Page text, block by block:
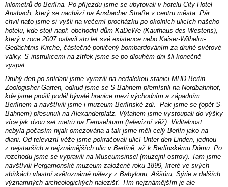
kilometrů do Berlína. Po příjezdu jsme se ubytovali v hotelu City-Hotel
Ansbach, který se nachází na Ansbacher Straße v centru města. Pár
chvil nato jsme si vyšli na večerní procházku po okolních ulicích našeho
hotelu, kde stojí např. obchodní dům KaDeWe (Kaufhaus des Westens),
který v roce 2007 oslavil sto let své existence nebo Kaiser-Wilhelm-
Gedächtnis-Kirche, částečně poničený bombardováním za druhé světové
války. S instrukcemi na zítřek jsme se po dlouhém dni šli konečně
vyspat.
Druhý den po snídani jsme vyrazili na nedalekou stanici MHD Berlin
Zoologisher Garten, odkud jsme se S-Bahnem přemístili na Nordbahnhof,
kde jsme prošli podél bývalé hranice mezi východním a západním
Berlínem a navštívili jsme i muzeum Berlínské zdi. Pak jsme se (opět S-
Bahnem) přesunuli na Alexanderplatz. Výtahem jsme vystoupali do výšky
více jak dvou set metrů na Fernsehturm (televizní věž). Viditelnost
nebyla počasím nijak omezována a tak jsme měli celý Berlín jako na
dlani. Od televizní věže jsme pokračovali ulicí Unter den Linden, jednou
z nejstarších a nejznámějších ulic v Berlíně, až k Berlínskému Dómu. Po
rozchodu jsme se vypravili na Museumsinsel (muzejní ostrov). Tam jsme
navštívili Pergamonské muzeum založené roku 1899, které ve svých
sbírkách vlastní světoznámé nálezy z Babylonu, Aššúru, Sýrie a dalších
významných archeologických nalezišť. Tím nejznámějším je ale